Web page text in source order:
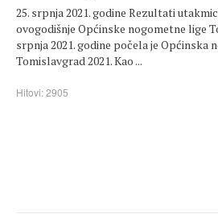
25. srpnja 2021. godine Rezultati
ovogodišnje Općinske nogometne lige
srpnja 2021. godine počela je Općinska
Tomislavgrad 2021. Kao ...
Hitovi: 2905